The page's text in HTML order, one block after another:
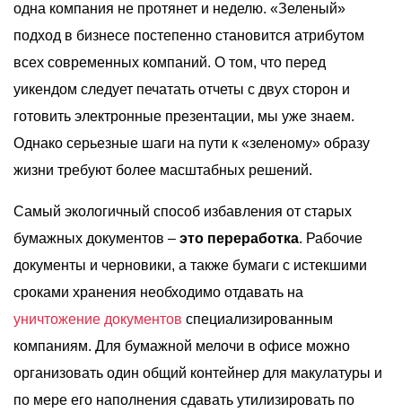
Заказать звонок
одна компания не протянет и неделю. «Зеленый»
подход в бизнесе постепенно становится атрибутом
всех современных компаний. О том, что перед
уикендом следует печатать отчеты с двух сторон и
готовить электронные презентации, мы уже знаем.
Однако серьезные шаги на пути к «зеленому» образу
жизни требуют более масштабных решений.
Самый экологичный способ избавления от старых
бумажных документов – это переработка. Рабочие
документы и черновики, а также бумаги с истекшими
сроками хранения необходимо отдавать на
уничтожение документов специализированным
компаниям. Для бумажной мелочи в офисе можно
организовать один общий контейнер для макулатуры и
по мере его наполнения сдавать утилизировать по